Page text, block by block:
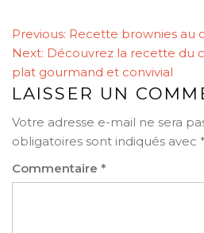
NAVIGATION
DE
L’ARTICLE
Previous: Recette brownies au
Next: Découvrez la recette du
plat gourmand et convivial
LAISSER UN
Votre adresse e-mail ne sera
obligatoires sont indiqués avec *
Commentaire *